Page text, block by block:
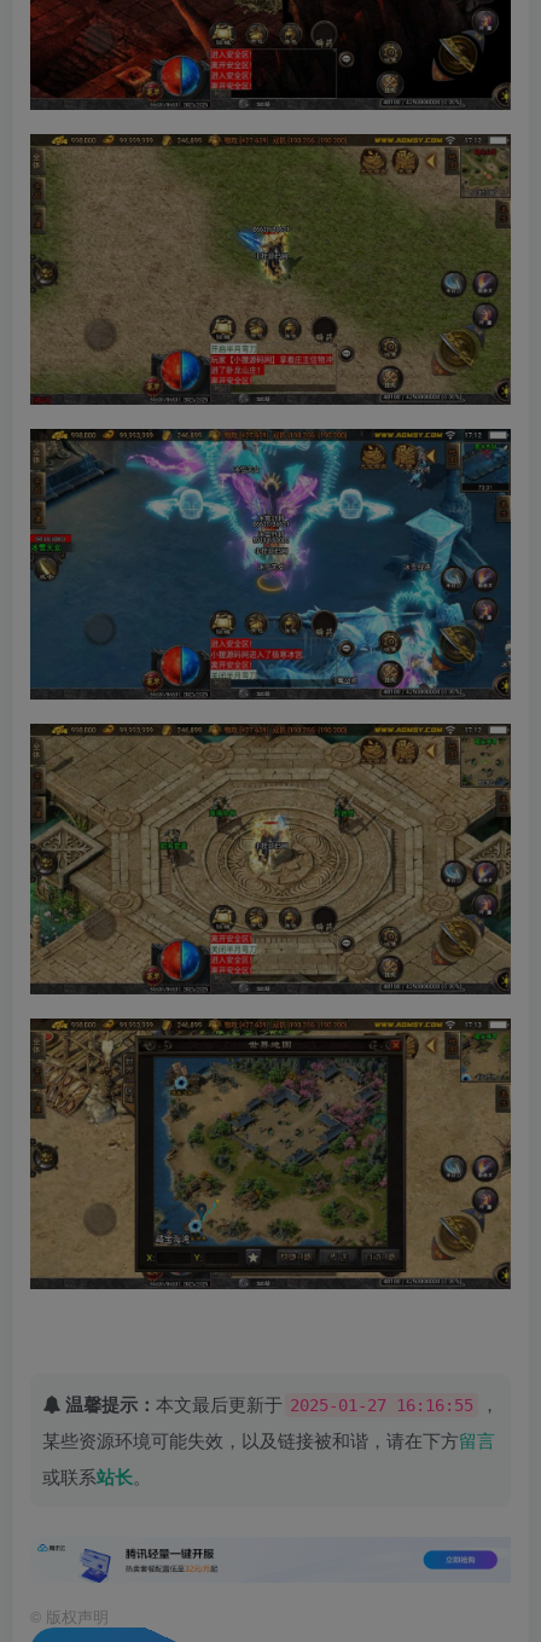
温馨提示： 本文最后更新于 2025-01-27 16:16:55
，
某些资源环境可能失效，以及链接被和谐，请在下方留言
或联系站长。
© 版权声明